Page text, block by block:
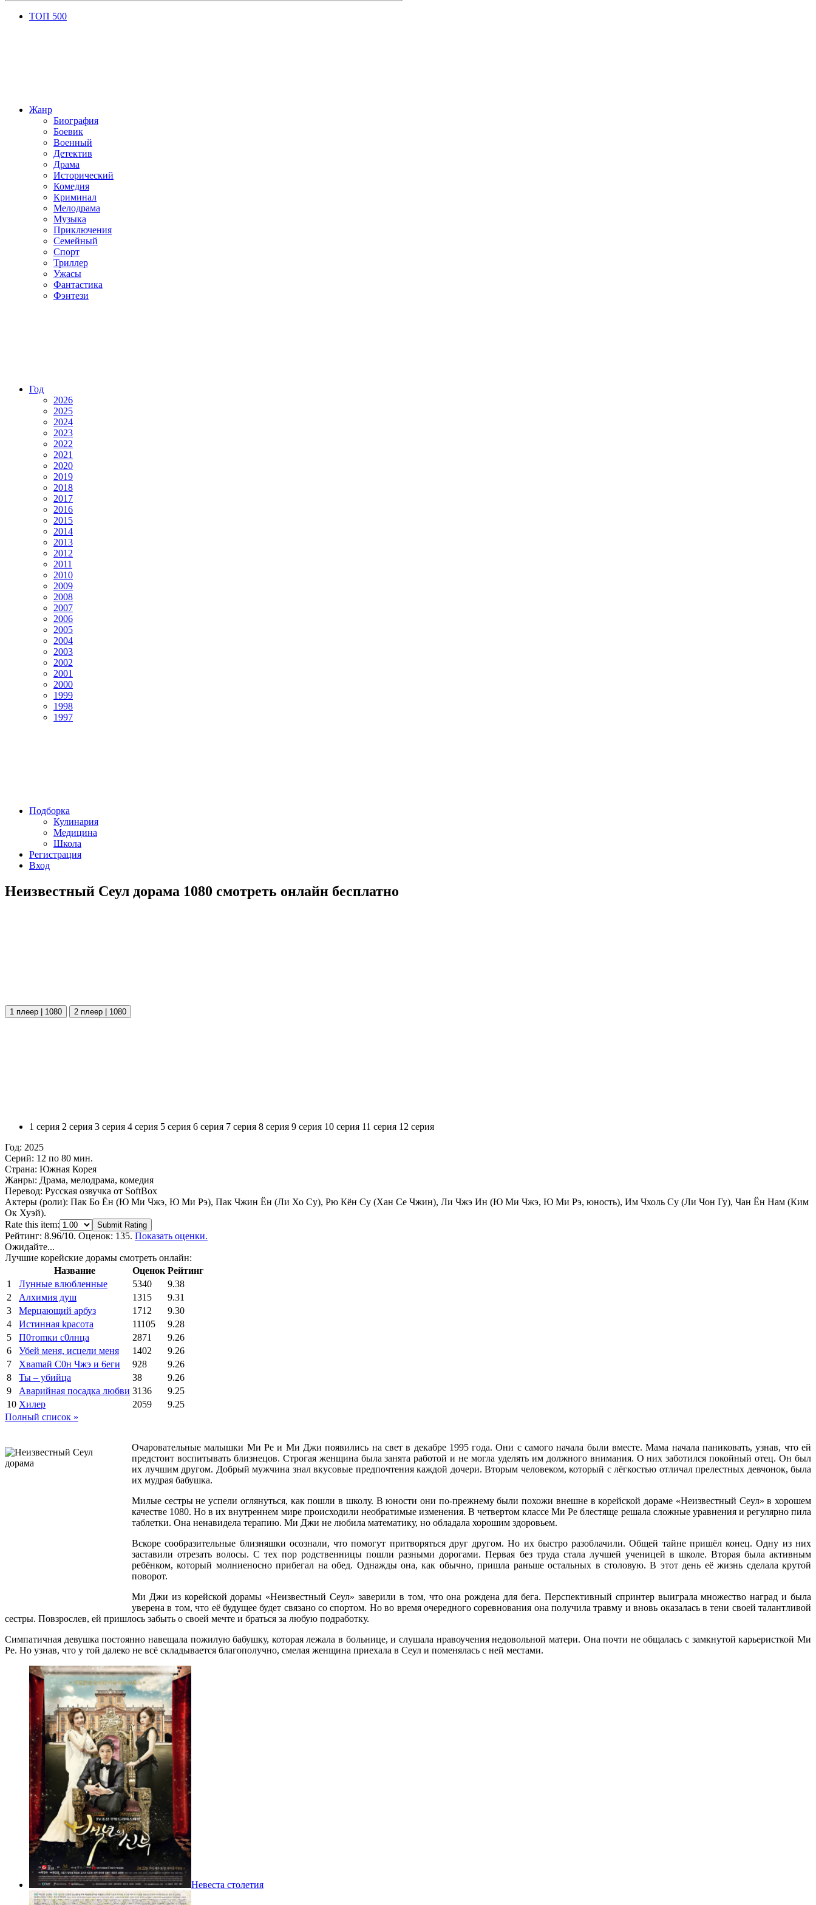
ТОП 500
Жанр
Биография
Боевик
Военный
Детектив
Драма
Исторический
Комедия
Криминал
Мелодрама
Музыка
Приключения
Семейный
Спорт
Триллер
Ужасы
Фантастика
Фэнтези
Год
2026
2025
2024
2023
2022
2021
2020
2019
2018
2017
2016
2015
2014
2013
2012
2011
2010
2009
2008
2007
2006
2005
2004
2003
2002
2001
2000
1999
1998
1997
Подборка
Кулинария
Медицина
Школа
Регистрация
Вход
Неизвестный Сеул дорама 1080 смотреть онлайн бесплатно
1 плеер | 1080 2 плеер | 1080
1 серия 2 серия 3 серия 4 серия 5 серия 6 серия 7 серия 8 серия 9 серия 10 серия 11 серия 12 серия
Год: 2025
Серий: 12 по 80 мин.
Страна: Южная Корея
Жанры: Драма, мелодрама, комедия
Перевод: Русская озвучка от SoftBox
Актеры (роли): Пак Бо Ён (Ю Ми Чжэ, Ю Ми Рэ), Пак Чжин Ён (Ли Хо Су), Рю Кён Су (Хан Се Чжин), Ли Чжэ Ин (Ю Ми Чжэ, Ю Ми Рэ, юность), Им Чхоль Су (Ли Чон Гу), Чан Ён Нам (Ким
Ок Хуэй).
Rate this item:
Submit Rating
Рейтинг: 8.96/10. Оценок: 135. Показать оценки.
Ожидайте...
Лучшие корейские дорамы смотреть онлайн:
Название
Оценок Рейтинг
1
Лунные влюбленные 5340
9.38
2
Алхимия душ 1315
9.31
3
Мерцающий арбуз 1712
9.30
4
Иcтиннaя kрасoтa 11105
9.28
5
П0тоmки c0лнцa 2871
9.26
6
Убей меня, исцели меня 1402
9.26
7
Xваmай С0н Чжэ и 6еги 928
9.26
8
Ты – убийца 38
9.26
9
Аварийная посадка любви 3136
9.25
10 Хилер 2059
9.25
Полный список »
Очаровательные малышки Ми Ре и Ми Джи появились на свет в декабре 1995 года. Они с самого начала были вместе. Мама начала паниковать, узнав, что ей
предстоит воспитывать близнецов. Строгая женщина была занята работой и не могла уделять им должного внимания. О них заботился покойный отец. Он был
их лучшим другом. Добрый мужчина знал вкусовые предпочтения каждой дочери. Вторым человеком, который с лёгкостью отличал прелестных девчонок, была
их мудрая бабушка.
Милые сестры не успели оглянуться, как пошли в школу. В юности они по-прежнему были похожи внешне в корейской дораме «Неизвестный Сеул» в хорошем
качестве 1080. Но в их внутреннем мире происходили необратимые изменения. В четвертом классе Ми Ре блестяще решала сложные уравнения и регулярно пила
таблетки. Она ненавидела терапию. Ми Джи не любила математику, но обладала хорошим здоровьем.
Вскоре сообразительные близняшки осознали, что помогут притворяться друг другом. Но их быстро разоблачили. Общей тайне пришёл конец. Одну из них
заставили отрезать волосы. С тех пор родственницы пошли разными дорогами. Первая без труда стала лучшей ученицей в школе. Вторая была активным
ребёнком, который молниеносно прибегал на обед. Однажды она, как обычно, пришла раньше остальных в столовую. В этот день её жизнь сделала крутой
поворот.
Ми Джи из корейской дорамы «Неизвестный Сеул» заверили в том, что она рождена для бега. Перспективный спринтер выиграла множество наград и была
уверена в том, что её будущее будет связано со спортом. Но во время очередного соревнования она получила травму и вновь оказалась в тени своей талантливой
сестры. Повзрослев, ей пришлось забыть о своей мечте и браться за любую подработку.
Симпатичная девушка постоянно навещала пожилую бабушку, которая лежала в больнице, и слушала нравоучения недовольной матери. Она почти не общалась с замкнутой карьеристкой Ми
Ре. Но узнав, что у той далеко не всё складывается благополучно, смелая женщина приехала в Сеул и поменялась с ней местами.
Невеста столетия